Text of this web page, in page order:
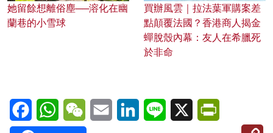
她留餘想離俗塵──溶化在幽
蘭巷的小雪球
買辦風雲｜拉法葉軍購案差
點顛覆法國？香港商人揭金
蟬脫殼內幕：友人在希臘死
於非命
FacebookWhatsAppWeChatEmail LinkedInLine X